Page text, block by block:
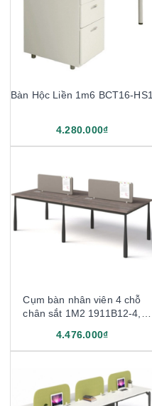
Bàn Hộc Liền 1m6 BCT16-HS1
4.280.000₫
Cụm bàn nhân viên 4 chỗ
chân sắt 1M2 1911B12-4,
4.476.000₫